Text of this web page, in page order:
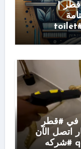
|
في #قطر
اتصل الآن